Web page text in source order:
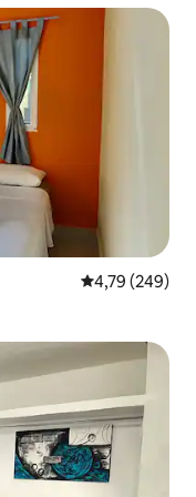
Évaluation
4,79 (249)